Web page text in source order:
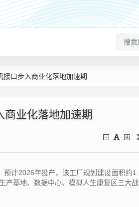
接口步入商业化落地加速期
商业化落地加速期
计2026年投产，该工厂规划建设面积约1.
产基地、数据中心、模拟人生康复区三大战